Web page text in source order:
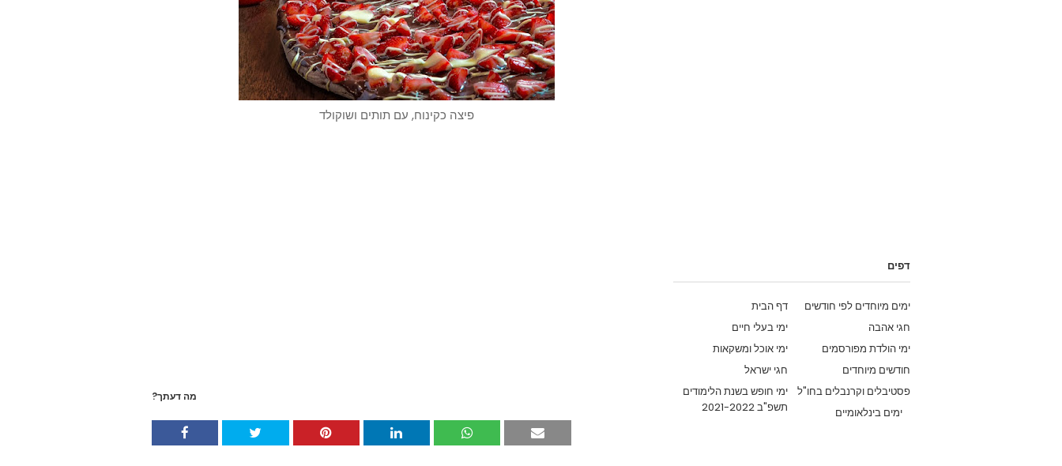
פיצה כקינוח, עם תותים ושוקולד
מה דעתך?
דפים
דף הבית
ימים מיוחדים לפי חודשים
ימי בעלי חיים
חגי אהבה
ימי אוכל ומשקאות
ימי הולדת מפורסמים
חגי ישראל
חודשים מיוחדים
ימי חופש בשנת הלימודים
תשפ"ב 2021-2022
פסטיבלים וקרנבלים בחו"ל
ימים בינלאומיים